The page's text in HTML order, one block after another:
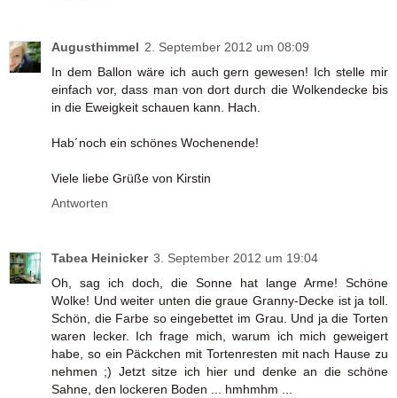
Augusthimmel 2. September 2012 um 08:09
In dem Ballon wäre ich auch gern gewesen! Ich stelle mir
einfach vor, dass man von dort durch die Wolkendecke bis
in die Eweigkeit schauen kann. Hach.
Hab´noch ein schönes Wochenende!
Viele liebe Grüße von Kirstin
Antworten
Tabea Heinicker 3. September 2012 um 19:04
Oh, sag ich doch, die Sonne hat lange Arme! Schöne
Wolke! Und weiter unten die graue Granny-Decke ist ja toll.
Schön, die Farbe so eingebettet im Grau. Und ja die Torten
waren lecker. Ich frage mich, warum ich mich geweigert
habe, so ein Päckchen mit Tortenresten mit nach Hause zu
nehmen ;) Jetzt sitze ich hier und denke an die schöne
Sahne, den lockeren Boden ... hmhmhm ...